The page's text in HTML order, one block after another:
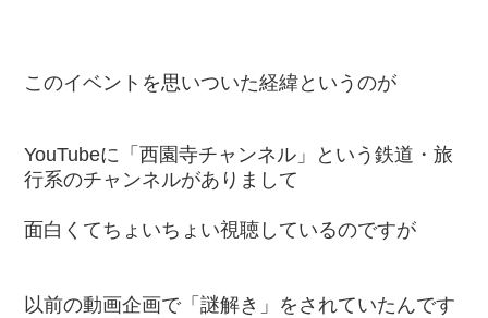
このイベントを思いついた経緯というのが
YouTubeに「西園寺チャンネル」という鉄道・旅
行系のチャンネルがありまして
面白くてちょいちょい視聴しているのですが
以前の動画企画で「謎解き」をされていたんです